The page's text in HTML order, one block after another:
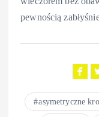
pewnością
asymetryczne